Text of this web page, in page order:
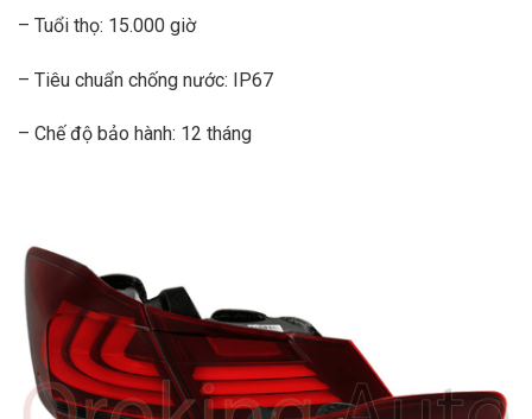
– Tuổi thọ: 15.000 giờ
– Tiêu chuẩn chống nước: IP67
– Chế độ bảo hành: 12 tháng